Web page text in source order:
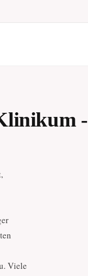
-
Viele